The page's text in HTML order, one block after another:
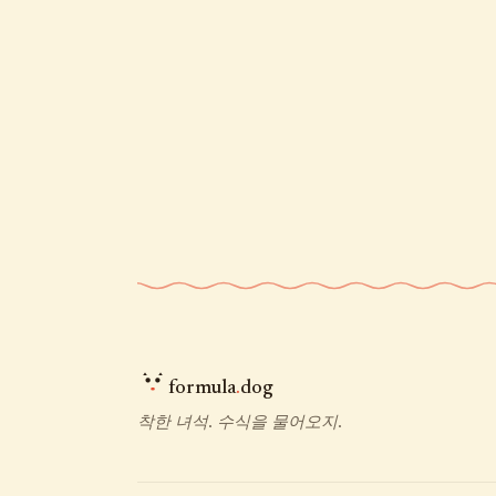
formula.dog
착한 녀석. 수식을 물어오지.